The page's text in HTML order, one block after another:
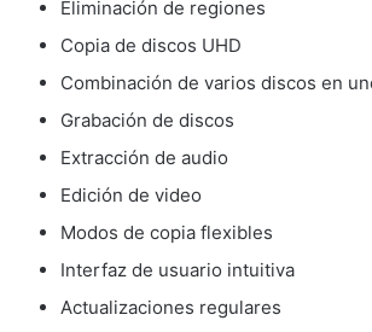
Eliminación de regiones
Copia de discos UHD
Combinación de varios discos en
Grabación de discos
Extracción de audio
Edición de video
Modos de copia flexibles
Interfaz de usuario intuitiva
Actualizaciones regulares